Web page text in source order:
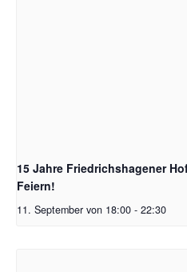
15 Jahre Friedrichshagener
Feiern!
11. September von 18:00 - 22:30